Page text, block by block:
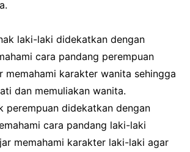
laki-laki didekatkan dengan
cara pandang perempuan
memahami karakter wanita sehingga
dan memuliakan wanita.
perempuan didekatkan dengan
cara pandang laki-laki
memahami karakter laki-laki agar